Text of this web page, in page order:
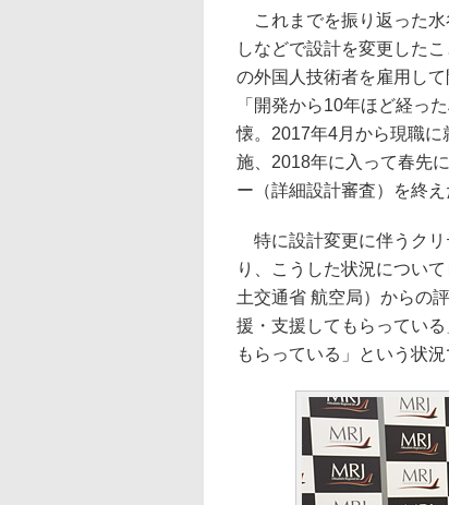
これまでを振り返った水
しなどで設計を変更した
の外国人技術者を雇用し
「開発から10年ほど経っ
懐。2017年4月から現職
施、2018年に入って春先
ー（詳細設計審査）を終え
特に設計変更に伴うクリ
り、こうした状況につい
土交通省 航空局）からの
援・支援してもらってい
もらっている」という状